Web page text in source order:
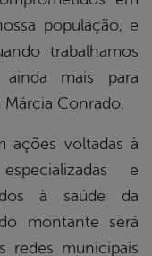
população, e
trabalhamos
ainda mais para
Márcia Conrado.
ações voltadas à
e
à saúde da
montante será
redes municipais